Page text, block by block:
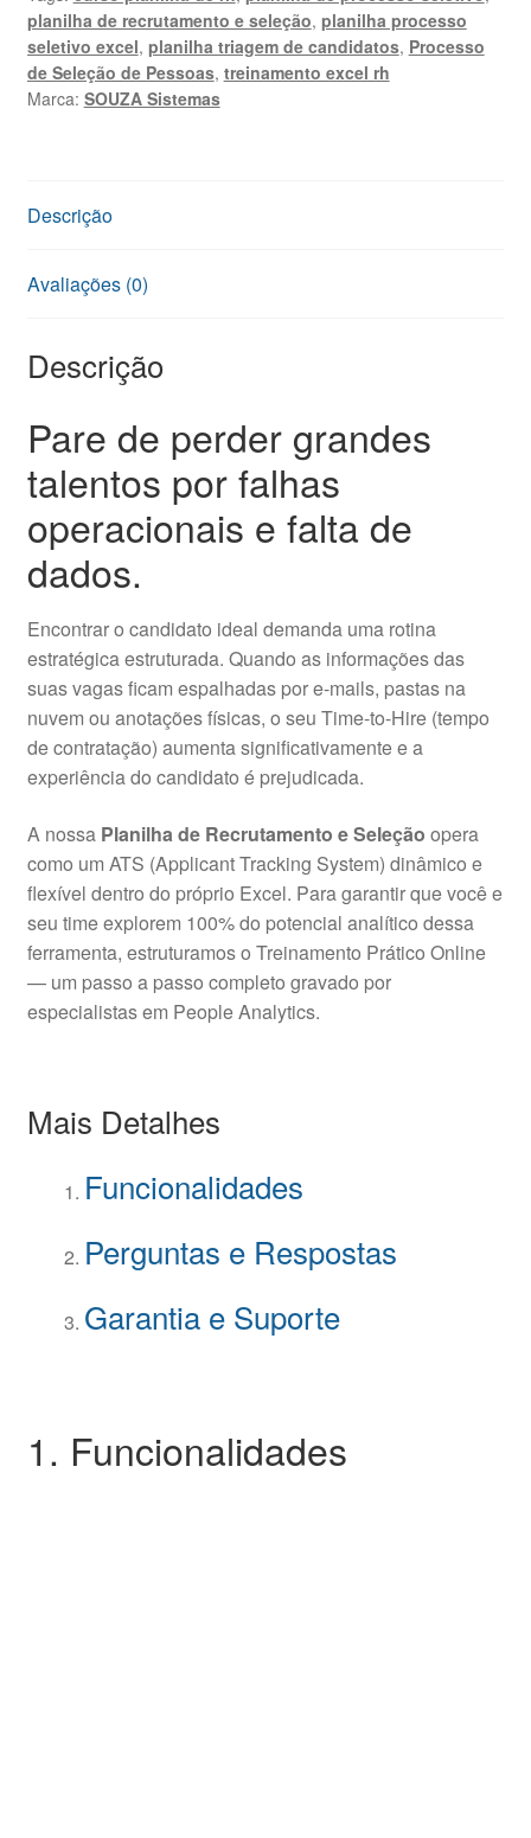
Profissional
quantidade
planilha de recrutamento e seleção, planilha processo
seletivo excel, planilha triagem de candidatos, Processo
de Seleção de Pessoas, treinamento excel rh
Marca: SOUZA Sistemas
Descrição
Avaliações (0)
Descrição
Pare de perder grandes
talentos por falhas
operacionais e falta de
dados.
Encontrar o candidato ideal demanda uma rotina
estratégica estruturada. Quando as informações das
suas vagas ficam espalhadas por e-mails, pastas na
nuvem ou anotações físicas, o seu Time-to-Hire (tempo
de contratação) aumenta significativamente e a
experiência do candidato é prejudicada.
A nossa Planilha de Recrutamento e Seleção opera
como um ATS (Applicant Tracking System) dinâmico e
flexível dentro do próprio Excel. Para garantir que você e
seu time explorem 100% do potencial analítico dessa
ferramenta, estruturamos o Treinamento Prático Online
— um passo a passo completo gravado por
especialistas em People Analytics.
Mais Detalhes
Funcionalidades
Perguntas e Respostas
Garantia e Suporte
1. Funcionalidades